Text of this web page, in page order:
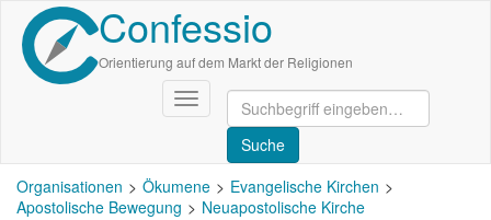
Direkt
zum
Inhalt
Confessio
Orientierung auf dem Markt der Religionen
Navigation
aktivieren/deaktivieren
Organisationen Ökumene
Evangelische Kirchen
Apostolische Bewegung
Neuapostolische Kirche